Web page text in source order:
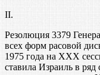
II.
Резолюция 3379
всех форм расовой
1975 года на XXX
ставила Израиль в